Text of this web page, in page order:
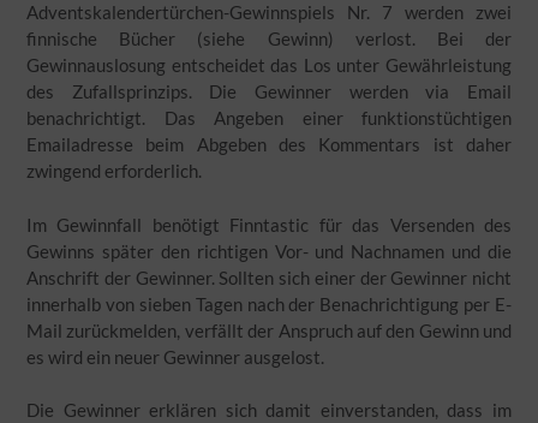
Adventskalendertürchen-Gewinnspiels Nr. 7 werden zwei
finnische Bücher (siehe Gewinn) verlost. Bei der
Gewinnauslosung entscheidet das Los unter Gewährleistung
des Zufallsprinzips. Die Gewinner werden via Email
benachrichtigt. Das Angeben einer funktionstüchtigen
Emailadresse beim Abgeben des Kommentars ist daher
zwingend erforderlich.
Im Gewinnfall benötigt Finntastic für das Versenden des
Gewinns später den richtigen Vor- und Nachnamen und die
Anschrift der Gewinner. Sollten sich einer der Gewinner nicht
innerhalb von sieben Tagen nach der Benachrichtigung per E-
Mail zurückmelden, verfällt der Anspruch auf den Gewinn und
es wird ein neuer Gewinner ausgelost.
Die Gewinner erklären sich damit einverstanden, dass im